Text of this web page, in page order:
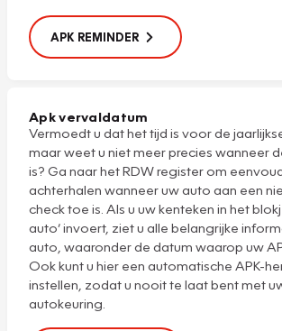
APK REMINDER
Apk vervaldatum
Vermoedt u dat het tijd is voor de
maar weet u niet meer precies wanneer
is? Ga naar het RDW register om
achterhalen wanneer uw auto aan een
check toe is. Als u uw kenteken in het
auto’ invoert, ziet u alle belangrijke
auto, waaronder de datum waarop uw
Ook kunt u hier een automatische APK-
instellen, zodat u nooit te laat bent met
autokeuring.